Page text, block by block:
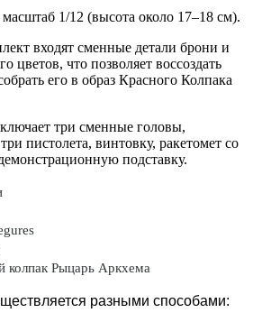
1/12 (высота около 17–18 см).
входят сменные детали брони и
цветов, что позволяет воссоздать
его в образ Красного Колпака
три сменные головы,
пистолета, винтовку, ракетомет со
подставку.
колпак Рыцарь Аркхема
разными способами: